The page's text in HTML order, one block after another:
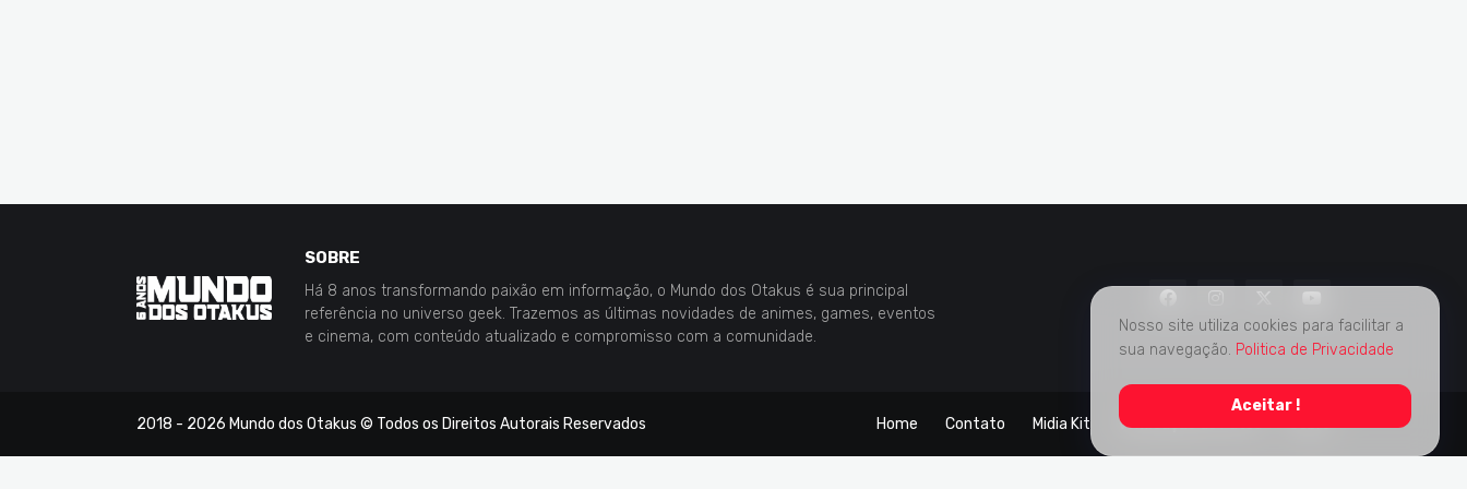
SOBRE
Há 8 anos transformando paixão em informação, o Mundo dos Otakus é sua principal
referência no universo geek. Trazemos as últimas novidades de animes, games, eventos
e cinema, com conteúdo atualizado e compromisso com a comunidade.
2018 - 2026 Mundo dos Otakus © Todos os Direitos Autorais Reservados Home Contato Midia Kit Verificação de Fatos Sobre
Nosso site utiliza cookies para facilitar a
sua navegação. Politica de Privacidade
Aceitar !